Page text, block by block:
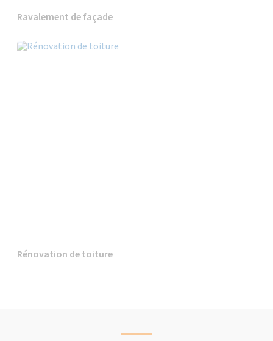
Ravalement de façade
Rénovation de toiture